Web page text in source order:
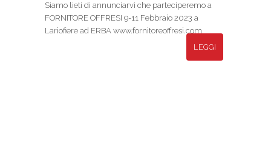
Siamo lieti di annunciarvi che parteciperemo a
FORNITORE OFFRESI 9-11 Febbraio 2023 a
Lariofiere ad ERBA www.fornitoreoffresi.com
LEGGI